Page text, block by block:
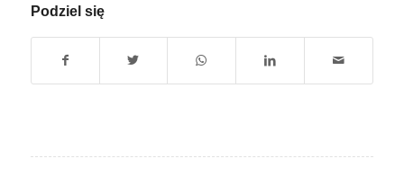
Podziel się